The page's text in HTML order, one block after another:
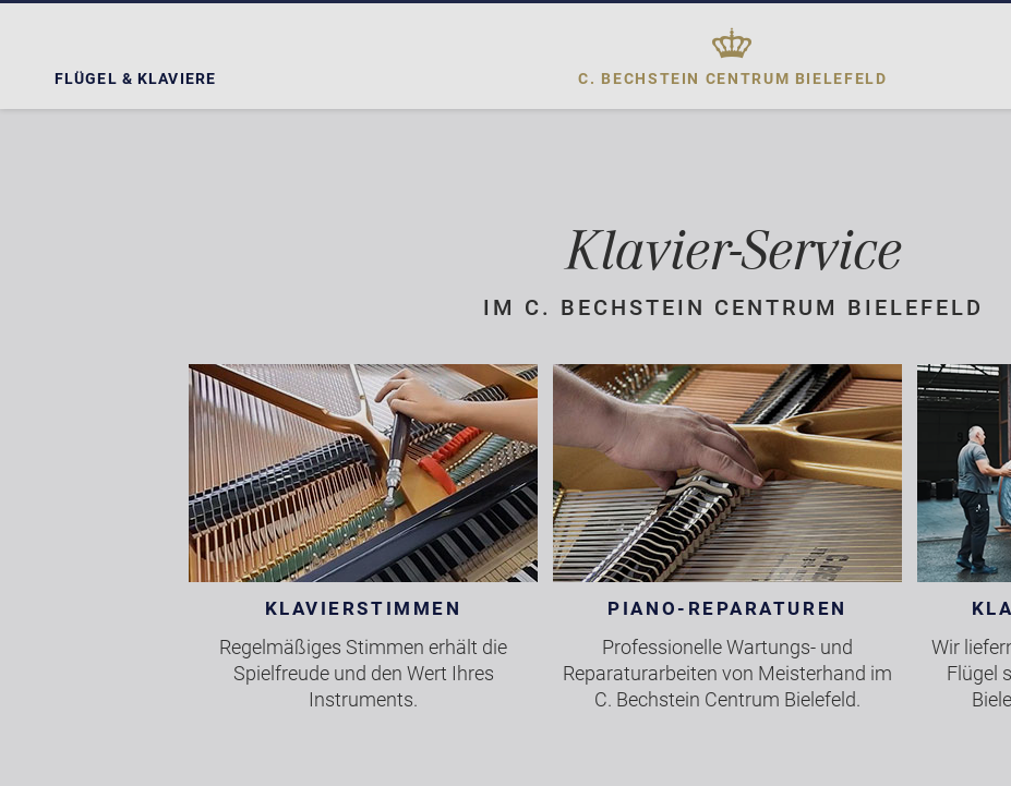
FLÜGEL & KLAVIERE C. BECHSTEIN CENTRUM BIELEFELD
Klavier-Service
IM C. BECHSTEIN CENTRUM BIELEFELD
KLAVIERSTIMMEN
Regelmäßiges Stimmen erhält die
Spielfreude und den Wert Ihres
Instruments.
PIANO-REPARATUREN
Professionelle Wartungs- und
Reparaturarbeiten von Meisterhand im
C. Bechstein Centrum Bielefeld.
Wir
Flügel